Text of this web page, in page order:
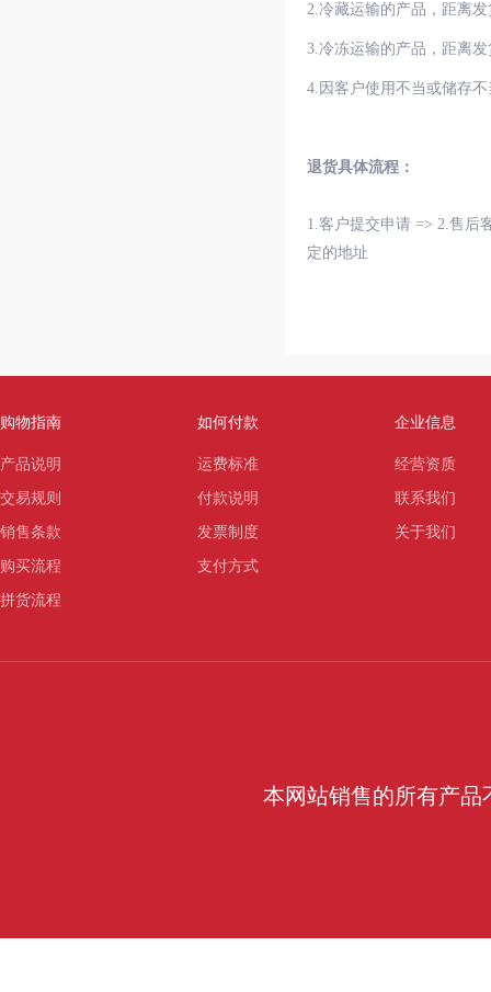
2.冷藏运输的产品，距离
3.冷冻运输的产品，距离
4.因客户使用不当或储存
退货具体流程：
1.客户提交申请 => 2.售后
定的地址
购物指南
产品说明
交易规则
销售条款
购买流程
拼货流程
如何付款
运费标准
付款说明
发票制度
支付方式
企业信息
经营资质
联系我们
关于我们
本网站销售的所有产